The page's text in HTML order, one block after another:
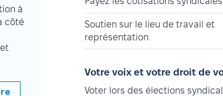
à
côté
Soutien sur le lieu de travail et
représentation
Votre voix et votre droit de
Voter lors des élections